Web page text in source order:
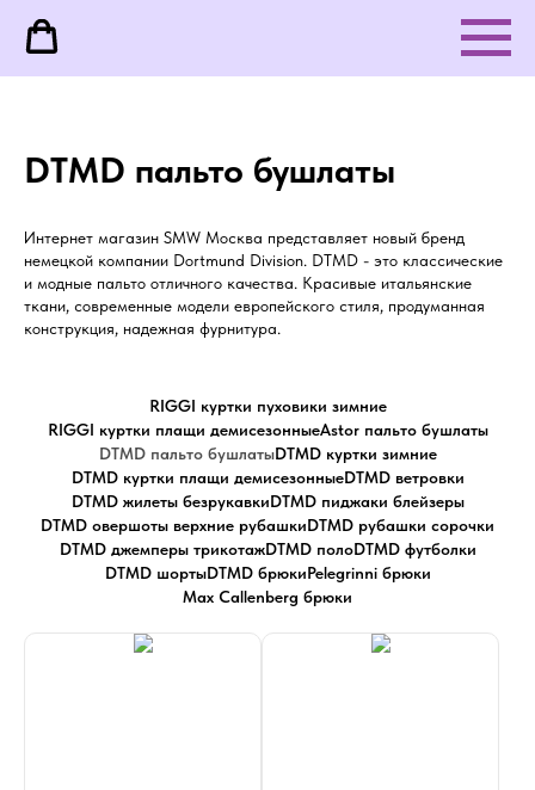
DTMD пальто бушлаты
Интернет магазин SMW Москва представляет новый бренд
немецкой компании Dortmund Division. DTMD - это классические
и модные пальто отличного качества. Красивые итальянские
ткани, современные модели европейского стиля, продуманная
конструкция, надежная фурнитура.
RIGGI куртки пуховики зимние
RIGGI куртки плащи демисезонныеAstor пальто бушлаты
DTMD пальто бушлатыDTMD куртки зимние
DTMD куртки плащи демисезонныеDTMD ветровки
DTMD жилеты безрукавкиDTMD пиджаки блейзеры
DTMD овершоты верхние рубашкиDTMD рубашки сорочки
DTMD джемперы трикотажDTMD полоDTMD футболки
DTMD шортыDTMD брюкиPelegrinni брюки
Max Callenberg брюки